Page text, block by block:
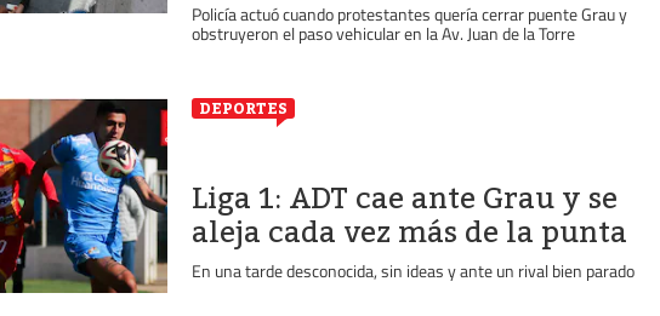
Policía actuó cuando protestantes quería cerrar puente Grau y
obstruyeron el paso vehicular en la Av. Juan de la Torre
DEPORTES
Liga 1: ADT cae ante Grau y se
aleja cada vez más de la punta
En una tarde desconocida, sin ideas y ante un rival bien parado